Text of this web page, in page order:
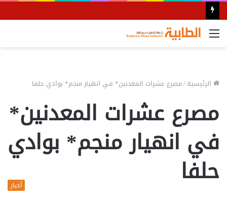
القائمة
الرئيسية/مصرع عشرات المعدنين* في انهيار منجم* بوادي حلفا
مصرع عشرات المعدنين*
في انهيار منجم* بوادي
حلفا
أخبار